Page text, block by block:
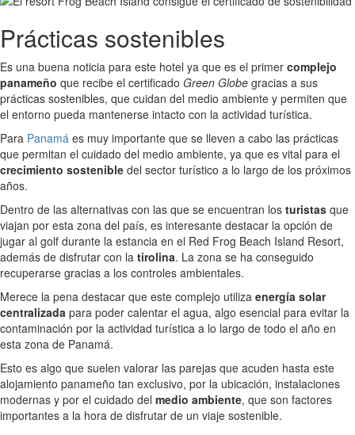
Prácticas sostenibles
Es una buena noticia para este hotel ya que es el primer complejo
panameño que recibe el certificado Green Globe gracias a sus
prácticas sostenibles, que cuidan del medio ambiente y permiten que
el entorno pueda mantenerse intacto con la actividad turística.
Para Panamá es muy importante que se lleven a cabo las prácticas
que permitan el cuidado del medio ambiente, ya que es vital para el
crecimiento sostenible del sector turístico a lo largo de los próximos
años.
Dentro de las alternativas con las que se encuentran los turistas que
viajan por esta zona del país, es interesante destacar la opción de
jugar al golf durante la estancia en el Red Frog Beach Island Resort,
además de disfrutar con la tirolina. La zona se ha conseguido
recuperarse gracias a los controles ambientales.
Merece la pena destacar que este complejo utiliza energía solar
centralizada para poder calentar el agua, algo esencial para evitar la
contaminación por la actividad turística a lo largo de todo el año en
esta zona de Panamá.
Esto es algo que suelen valorar las parejas que acuden hasta este
alojamiento panameño tan exclusivo, por la ubicación, instalaciones
modernas y por el cuidado del medio ambiente, que son factores
importantes a la hora de disfrutar de un viaje sostenible.